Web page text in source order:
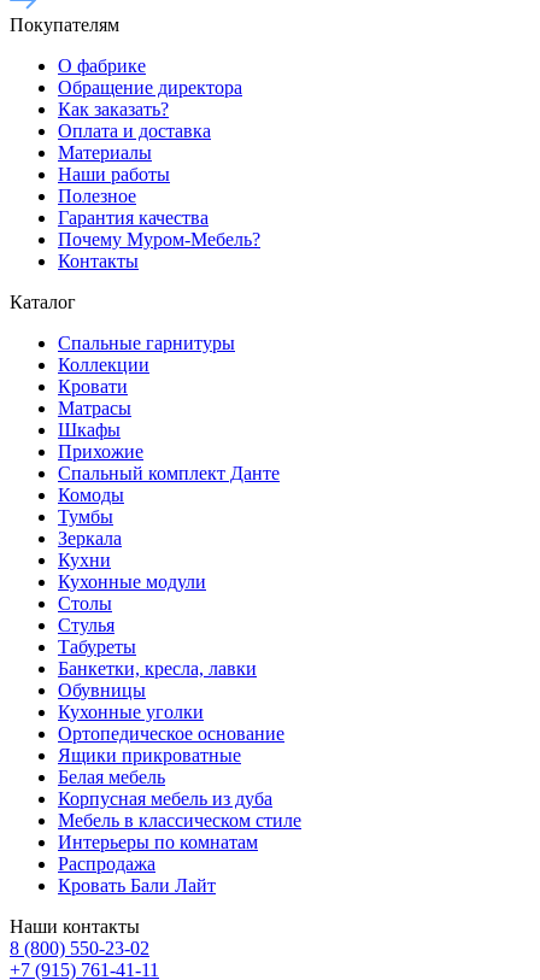
Покупателям
О фабрике
Обращение директора
Как заказать?
Оплата и доставка
Материалы
Наши работы
Полезное
Гарантия качества
Почему Муром-Мебель?
Контакты
Каталог
Спальные гарнитуры
Коллекции
Кровати
Матрасы
Шкафы
Прихожие
Спальный комплект Данте
Комоды
Тумбы
Зеркала
Кухни
Кухонные модули
Столы
Стулья
Табуреты
Банкетки, кресла, лавки
Обувницы
Кухонные уголки
Ортопедическое основание
Ящики прикроватные
Белая мебель
Корпусная мебель из дуба
Мебель в классическом стиле
Интерьеры по комнатам
Распродажа
Кровать Бали Лайт
Наши контакты
8 (800) 550-23-02
+7 (915) 761-41-11